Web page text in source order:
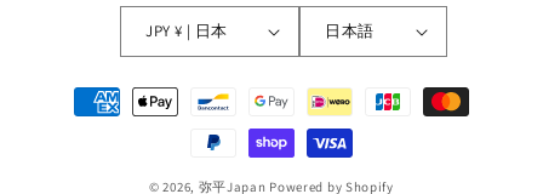
JPY ¥ | 日本 日本語
© 2026, 弥平Japan Powered by Shopify